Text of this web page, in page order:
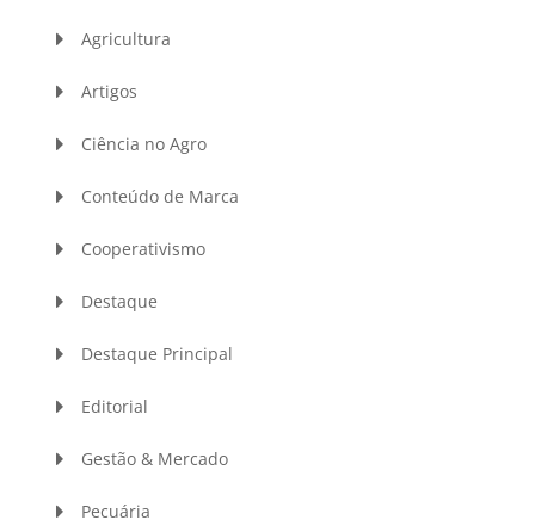
Agricultura
Artigos
Ciência no Agro
Conteúdo de Marca
Cooperativismo
Destaque
Destaque Principal
Editorial
Gestão & Mercado
Pecuária